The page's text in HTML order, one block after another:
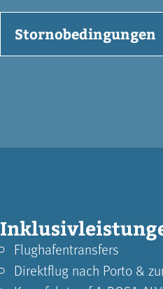
Stornobedingungen
Flughafentransfers
Direktflug nach Porto &